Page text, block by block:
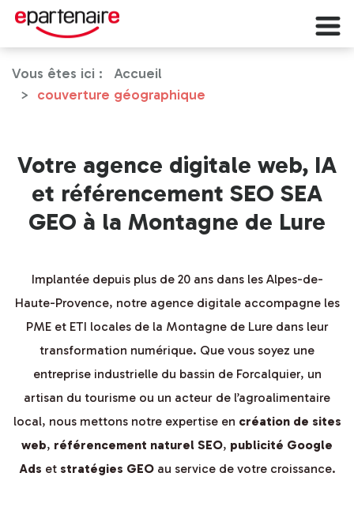
Vous êtes ici :
Accueil
couverture géographique
Votre agence digitale web, IA
et référencement SEO SEA
GEO à la Montagne de Lure
Implantée depuis plus de 20 ans dans les Alpes-de-
Haute-Provence, notre agence digitale accompagne les
PME et ETI locales de la Montagne de Lure dans leur
transformation numérique. Que vous soyez une
entreprise industrielle du bassin de Forcalquier, un
artisan du tourisme ou un acteur de l’agroalimentaire
local, nous mettons notre expertise en création de sites
web, référencement naturel SEO, publicité Google
Ads et stratégies GEOau service de votre croissance.